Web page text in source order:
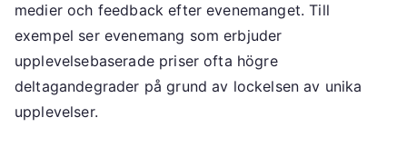
medier och feedback efter evenemanget. Till
exempel ser evenemang som erbjuder
upplevelsebaserade priser ofta högre
deltagandegrader på grund av lockelsen av unika
upplevelser.